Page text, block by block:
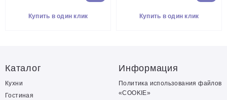
Купить в один клик Купить в один клик
Каталог
Кухни
Гостиная
Информация
Политика использования файлов
«COOKIE»